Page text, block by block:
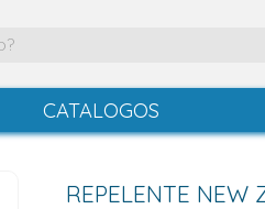
CATALOGOS
REPELENTE NEW